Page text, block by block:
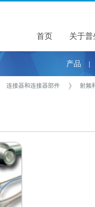
首页 关于普
关于普
产品
连接器和连接器部件 射频